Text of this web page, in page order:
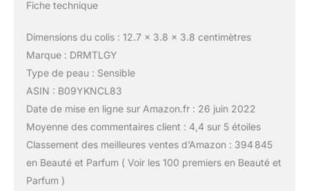
Fiche technique
Dimensions du colis : 12.7 x 3.8 x 3.8 centimètres
Marque : DRMTLGY
Type de peau : Sensible
ASIN : B09YKNCL83
Date de mise en ligne sur Amazon.fr : 26 juin 2022
Moyenne des commentaires client : 4,4 sur 5 étoiles
Classement des meilleures ventes d’Amazon : 394 845
en Beauté et Parfum ( Voir les 100 premiers en Beauté et
Parfum )